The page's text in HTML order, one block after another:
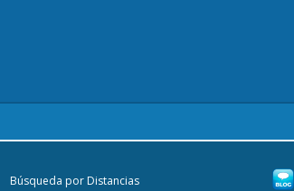
Búsqueda por Distancias